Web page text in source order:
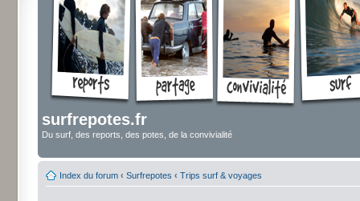
surfrepotes.fr
Du surf, des reports, des potes, de la convivialité
Index du forum ‹ Surfrepotes ‹ Trips surf & voyages